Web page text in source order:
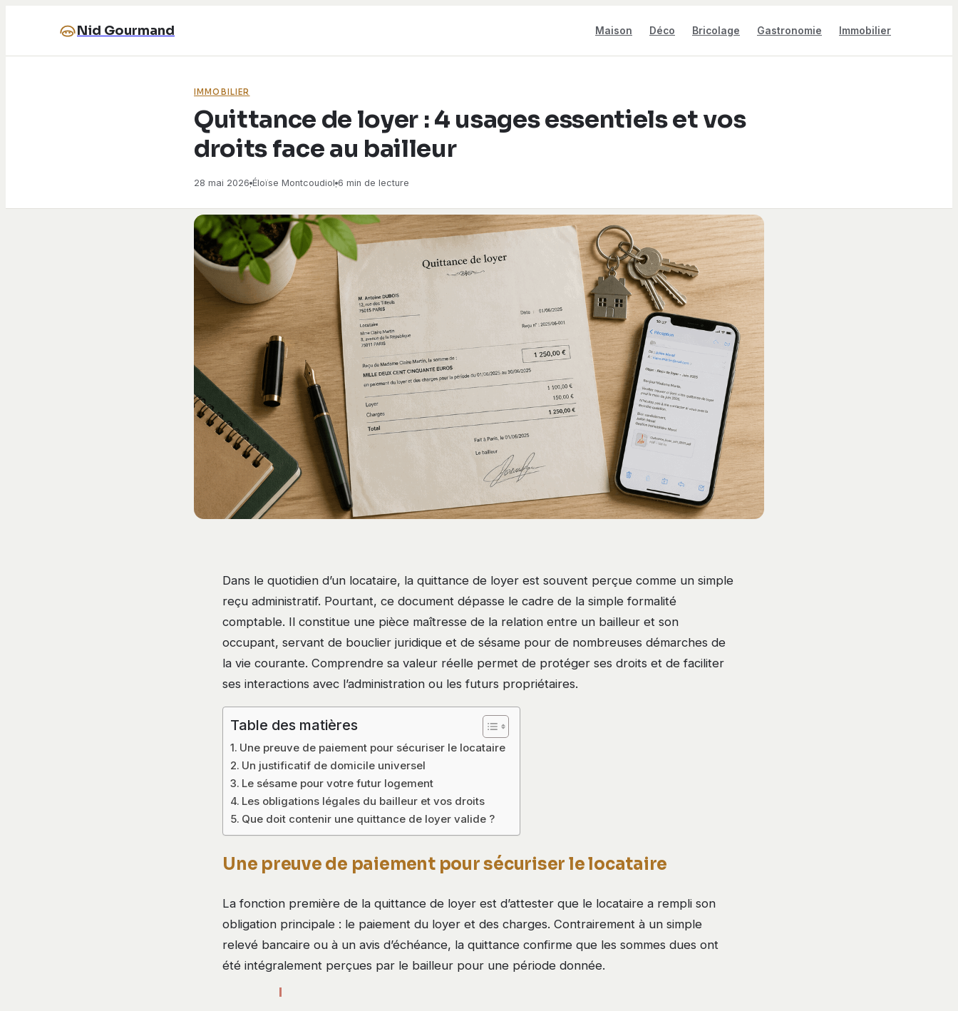
Nid Gourmand Maison Déco Bricolage Gastronomie Immobilier
IMMOBILIER
Quittance de loyer : 4 usages essentiels et vos
droits face au bailleur
28 mai 2026·Éloïse Montcoudiol·6 min de lecture
Dans le quotidien d’un locataire, la quittance de loyer est souvent perçue comme un simple
reçu administratif. Pourtant, ce document dépasse le cadre de la simple formalité
comptable. Il constitue une pièce maîtresse de la relation entre un bailleur et son
occupant, servant de bouclier juridique et de sésame pour de nombreuses démarches de
la vie courante. Comprendre sa valeur réelle permet de protéger ses droits et de faciliter
ses interactions avec l’administration ou les futurs propriétaires.
Table des matières
Une preuve de paiement pour sécuriser le locataire
Un justificatif de domicile universel
Le sésame pour votre futur logement
Les obligations légales du bailleur et vos droits
Que doit contenir une quittance de loyer valide ?
Une preuve de paiement pour sécuriser le locataire
La fonction première de la quittance de loyer est d’attester que le locataire a rempli son
obligation principale : le paiement du loyer et des charges. Contrairement à un simple
relevé bancaire ou à un avis d’échéance, la quittance confirme que les sommes dues ont
été intégralement perçues par le bailleur pour une période donnée.